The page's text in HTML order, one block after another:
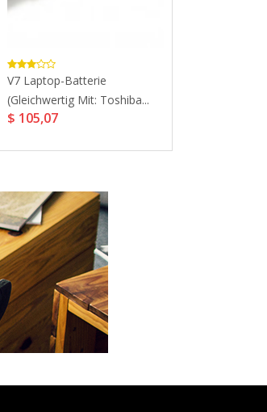
V7 Laptop-Batterie
(gleichwertig Mit: Toshiba...
$ 105,07